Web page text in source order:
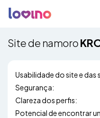
Site de namoro
Usabilidade do site e
Segurança:
Clareza dos perfis:
Potencial de encontrar